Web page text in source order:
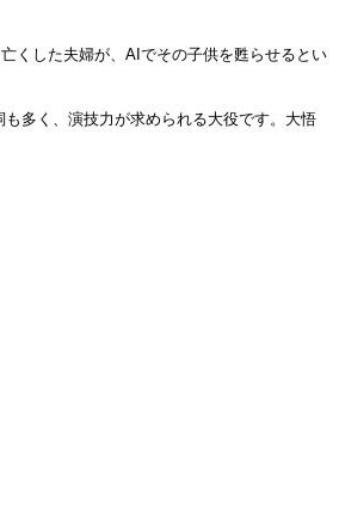
くした夫婦が、AIでその子供を甦らせるとい
多く、演技力が求められる大役です。大悟